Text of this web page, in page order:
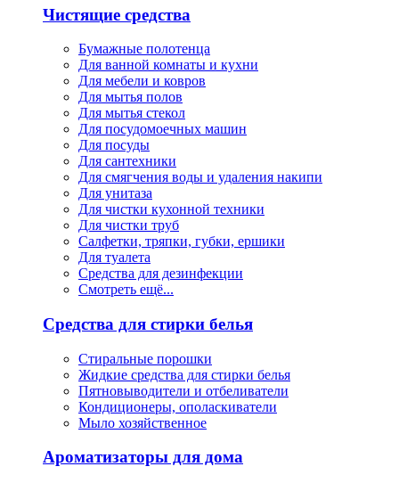
Чистящие средства
Бумажные полотенца
Для ванной комнаты и кухни
Для мебели и ковров
Для мытья полов
Для мытья стекол
Для посудомоечных машин
Для посуды
Для сантехники
Для смягчения воды и удаления накипи
Для унитаза
Для чистки кухонной техники
Для чистки труб
Салфетки, тряпки, губки, ершики
Для туалета
Средства для дезинфекции
Смотреть ещё...
Средства для стирки белья
Стиральные порошки
Жидкие средства для стирки белья
Пятновыводители и отбеливатели
Кондиционеры, ополаскиватели
Мыло хозяйственное
Ароматизаторы для дома